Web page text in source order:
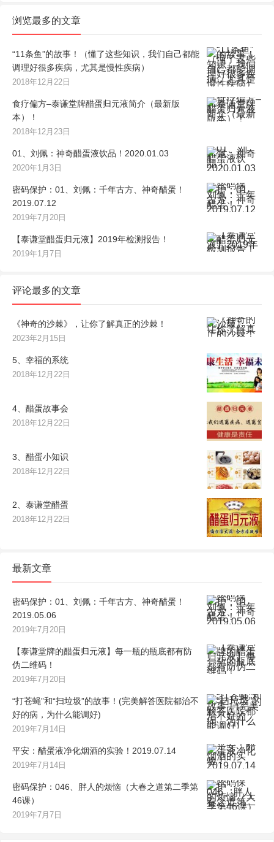
浏览最多的文章
“11条鱼”的故事！（懂了这些知识，我们自己都能
调理好很多疾病，尤其是慢性疾病）
2018年12月22日
食疗偏方–泰谦堂牌醋蛋归元液简介（最新版
本）！
2018年12月23日
01、刘佩：神奇醋蛋液饮品！2020.01.03
2020年1月3日
密码保护：01、刘佩：千年古方、神奇醋蛋！
2019.07.12
2019年7月20日
【泰谦堂醋蛋归元液】2019年检测报告！
2019年1月7日
评论最多的文章
《神奇的沙棘》，让你了解真正的沙棘！
2023年2月15日
5、幸福的系统
2018年12月22日
4、醋蛋故事会
2018年12月22日
3、醋蛋小知识
2018年12月22日
2、泰谦堂醋蛋
2018年12月22日
最新文章
密码保护：01、刘佩：千年古方、神奇醋蛋！
2019.05.06
2019年7月20日
【泰谦堂牌的醋蛋归元液】每一瓶的瓶底都有防
伪二维码！
2019年7月20日
“打苍蝇”和“扫垃圾”的故事！(完美解答医院都治不
好的病，为什么能调好)
2019年7月14日
平安：醋蛋液净化烟酒的实验！2019.07.14
2019年7月14日
密码保护：046、胖人的烦恼（大春之道第二季第
46课）
2019年7月7日